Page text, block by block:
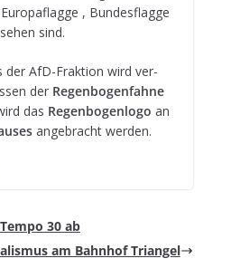
, Bun­des­flagge
sind.
der AfD-Frak­tion wird ver­
der Regen­bo­gen­fahne
das Regen­bo­gen­logo an
ange­bracht werden.
30 ab
am Bahn­hof Triangel